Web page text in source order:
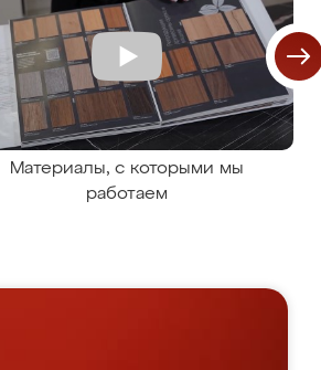
Материалы, с которыми мы
работаем